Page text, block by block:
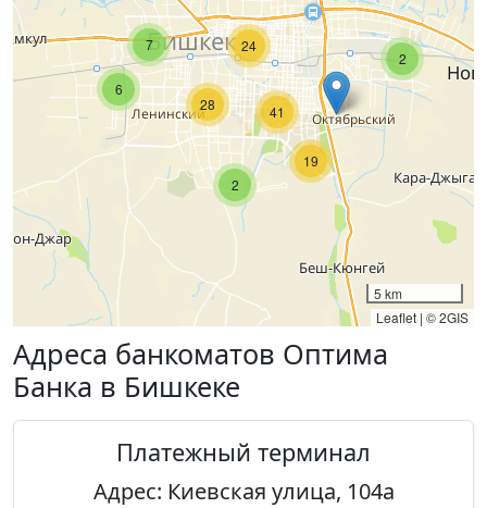
7
6
2
19
2
28 41
24
5 km
Leaflet | © 2GIS
Адреса банкоматов Оптима
Банка в Бишкеке
Платежный терминал
Адрес: Киевская улица, 104а